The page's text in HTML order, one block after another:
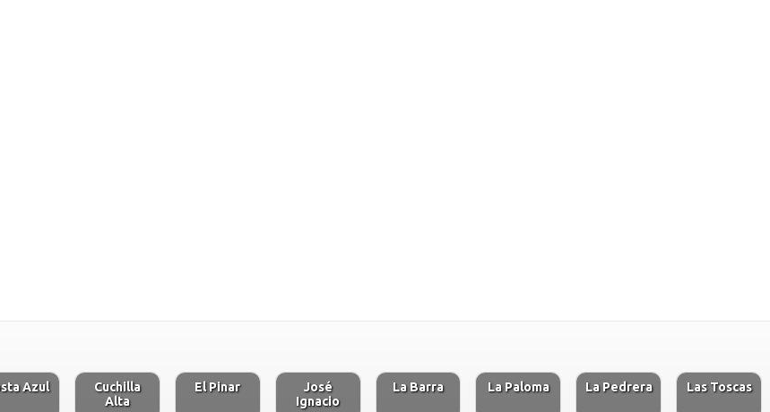
Azul
Cuchilla
Alta
El Pinar
José
Ignacio
La Barra La Paloma La Pedrera Las Toscas